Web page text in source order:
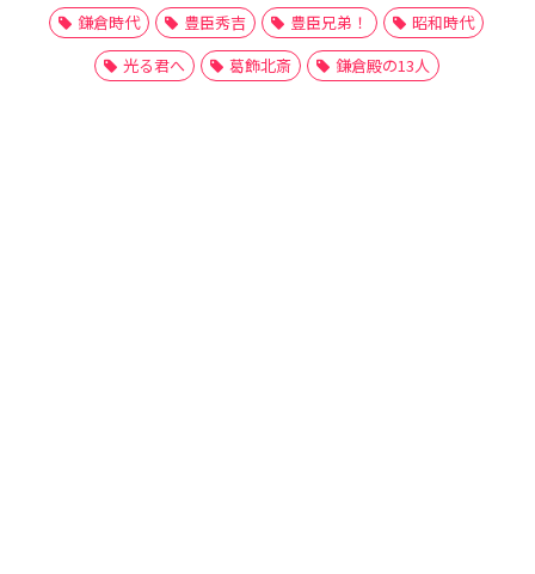
鎌倉時代
豊臣秀吉 豊臣兄弟！
昭和時代
光る君へ
葛飾北斎 鎌倉殿の13人